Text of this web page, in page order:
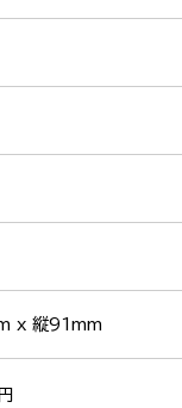
x 縦91mm